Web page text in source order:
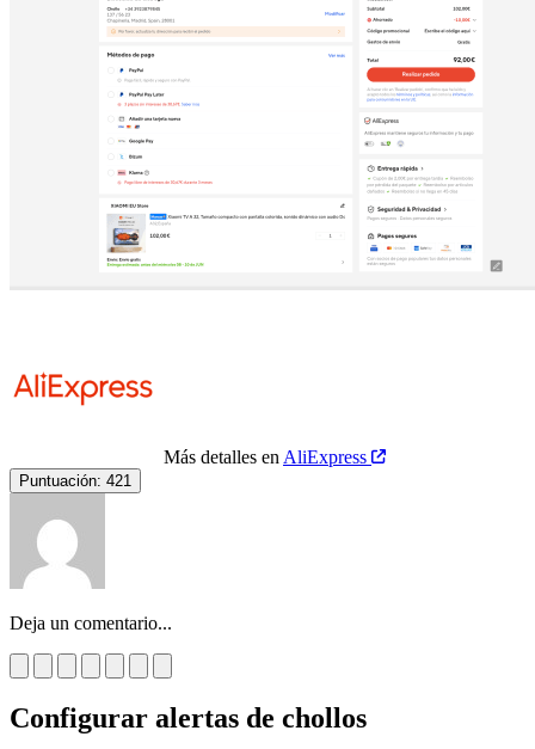
Más detalles en AliExpress
Puntuación: 421
Deja un comentario...
Configurar alertas de chollos